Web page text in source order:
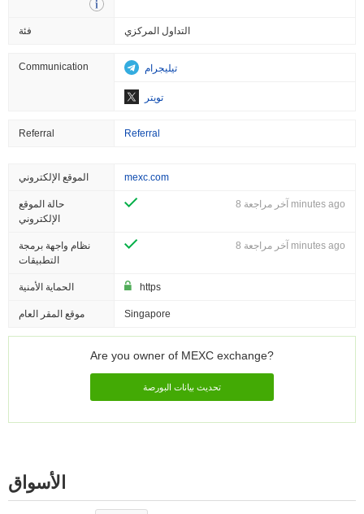
فئة التداول المركزي
Communication تيليجرام
تويتر
Referral Referral
الموقع الإلكتروني mexc.com
حالة الموقع
الإلكتروني
آخر مراجعة 8 minutes ago
نظام واجهة برمجة
التطبيقات
آخر مراجعة 8 minutes ago
الحماية الأمنية https
موقع المقر العام Singapore
Are you owner of MEXC exchange?
تحديث بيانات البورصة
الأسواق